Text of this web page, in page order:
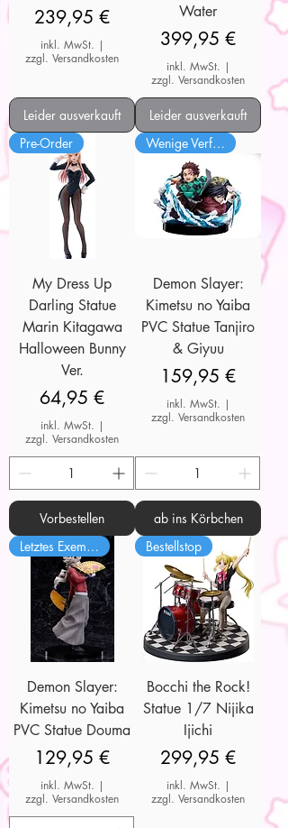
Preis
239,95 €
inkl. MwSt. |
zzgl. Versandkosten
Leider ausverkauft
Water
Preis
399,95 €
inkl. MwSt. |
zzgl. Versandkosten
Leider ausverkauft
Pre-Order
My Dress Up
Darling Statue
Marin Kitagawa
Halloween Bunny
Ver.
Preis
64,95 €
inkl. MwSt. |
zzgl. Versandkosten
Vorbestellen
Wenige Verfügbar
Demon Slayer:
Kimetsu no Yaiba
PVC Statue Tanjiro
& Giyuu
Preis
159,95 €
inkl. MwSt. |
zzgl. Versandkosten
ab ins Körbchen
Letztes Exemplar
Demon Slayer:
Kimetsu no Yaiba
PVC Statue Douma
Preis
129,95 €
inkl. MwSt. |
zzgl. Versandkosten
Bestellstop
Bocchi the Rock!
Statue 1/7 Nijika
Ijichi
Preis
299,95 €
inkl. MwSt. |
zzgl. Versandkosten